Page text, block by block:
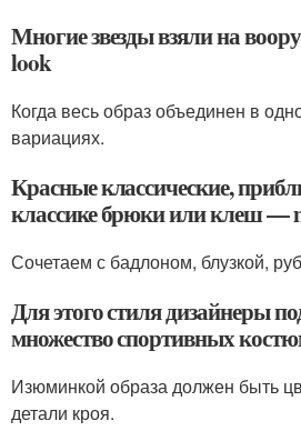
Многие звезды взяли на
look
Когда весь образ объединен в
вариациях.
Красные классические,
классике брюки или клеш —
Сочетаем с бадлоном, блузкой,
Для этого стиля дизайнеры
множество спортивных
Изюминкой образа должен быть
детали кроя.